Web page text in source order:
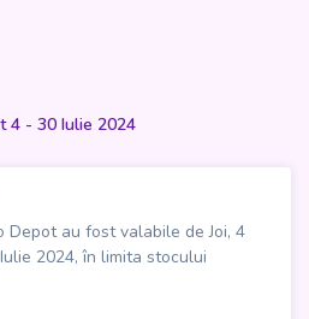
4 - 30 Iulie 2024
Depot au fost valabile de Joi, 4
2024, în limita stocului